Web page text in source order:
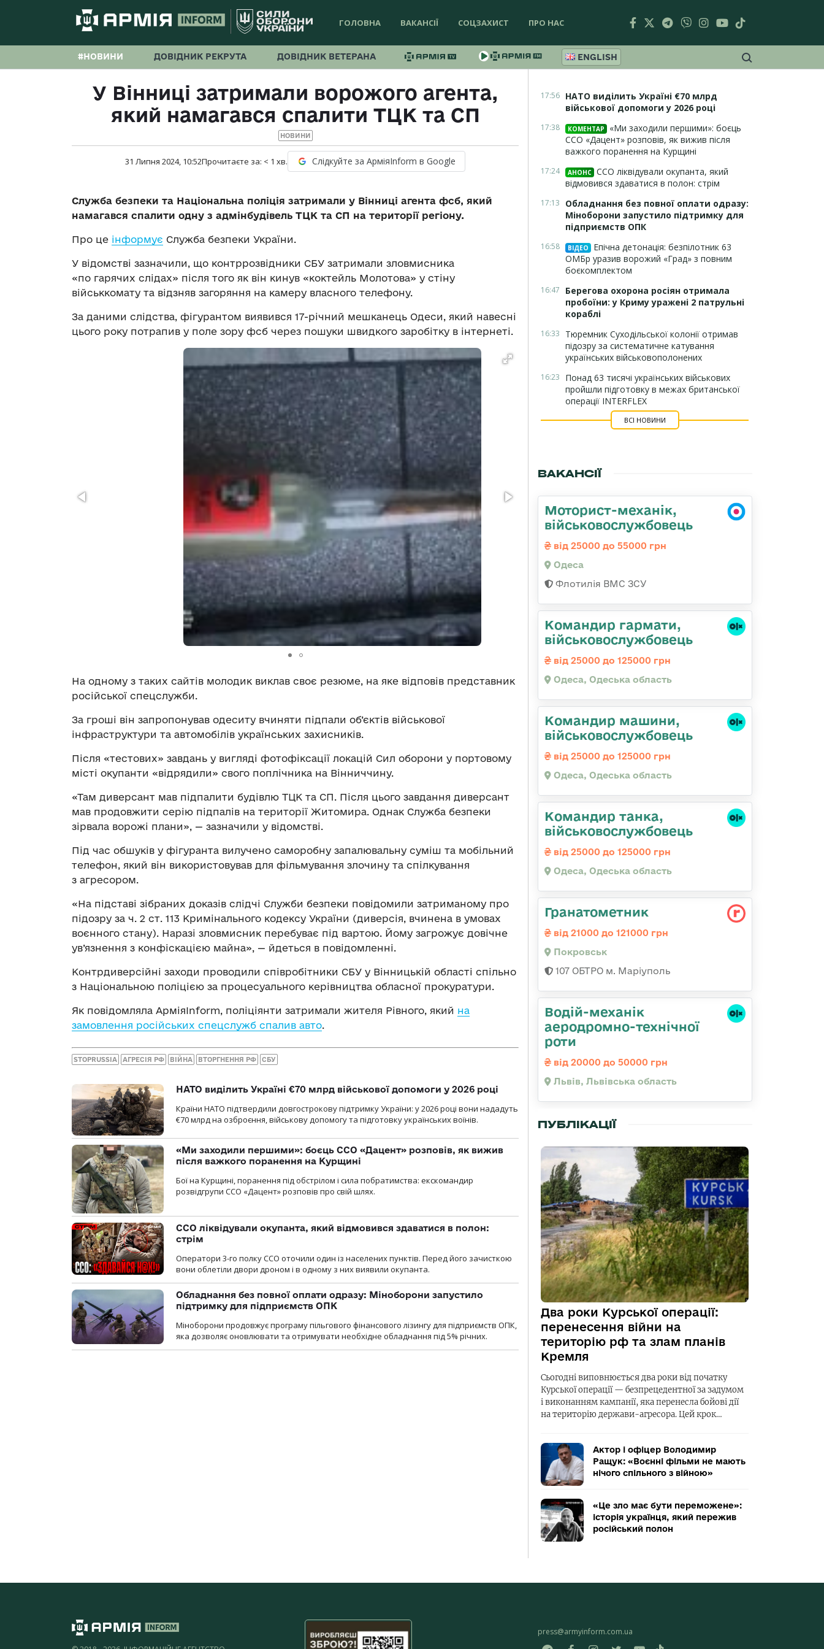
ГОЛОВНА ВАКАНСІЇ СОЦЗАХИСТ ПРО НАС
#НОВИНИ ДОВІДНИК РЕКРУТА ДОВІДНИК ВЕТЕРАНА ENGLISH
У Вінниці затримали ворожого агента,
який намагався спалити ТЦК та СП
НОВИНИ
31 Липня 2024, 10:52Прочитаєте за: < 1 хв. Слідкуйте за АрміяInform в Google
Служба безпеки та Національна поліція затримали у Вінниці агента фсб, який
намагався спалити одну з адмінбудівель ТЦК та СП на території регіону.
Про це інформує Служба безпеки України.
У відомстві зазначили, що контррозвідники СБУ затримали зловмисника
«по гарячих слідах» після того як він кинув «коктейль Молотова» у стіну
військкомату та відзняв загоряння на камеру власного телефону.
За даними слідства, фігурантом виявився 17-річний мешканець Одеси, який навесні
цього року потрапив у поле зору фсб через пошуки швидкого заробітку в інтернеті.
На одному з таких сайтів молодик виклав своє резюме, на яке відповів представник
російської спецслужби.
За гроші він запропонував одеситу вчиняти підпали об’єктів військової
інфраструктури та автомобілів українських захисників.
Після «тестових» завдань у вигляді фотофіксації локацій Сил оборони у портовому
місті окупанти «відрядили» свого поплічника на Вінниччину.
«Там диверсант мав підпалити будівлю ТЦК та СП. Після цього завдання диверсант
мав продовжити серію підпалів на території Житомира. Однак Служба безпеки
зірвала ворожі плани», — зазначили у відомстві.
Під час обшуків у фігуранта вилучено саморобну запалювальну суміш та мобільний
телефон, який він використовував для фільмування злочину та спілкування
з агресором.
«На підставі зібраних доказів слідчі Служби безпеки повідомили затриманому про
підозру за ч. 2 ст. 113 Кримінального кодексу України (диверсія, вчинена в умовах
воєнного стану). Наразі зловмисник перебуває під вартою. Йому загрожує довічне
ув’язнення з конфіскацією майна», — йдеться в повідомленні.
Контрдиверсійні заходи проводили співробітники СБУ у Вінницькій області спільно
з Національною поліцією за процесуального керівництва обласної прокуратури.
Як повідомляла АрміяInform, поліціянти затримали жителя Рівного, який на
замовлення російських спецслужб спалив авто.
STOPRUSSIA АГРЕСІЯ РФ ВІЙНА ВТОРГНЕННЯ РФ СБУ
НАТО виділить Україні €70 млрд військової допомоги у 2026 році
Країни НАТО підтвердили довгострокову підтримку України: у 2026 році вони нададуть
€70 млрд на озброєння, військову допомогу та підготовку українських воїнів.
«Ми заходили першими»: боєць ССО «Дацент» розповів, як вижив
після важкого поранення на Курщині
Бої на Курщині, поранення під обстрілом і сила побратимства: екскомандир
розвідгрупи ССО «Дацент» розповів про свій шлях.
ССО ліквідували окупанта, який відмовився здаватися в полон:
стрім
Оператори 3-го полку ССО оточили один із населених пунктів. Перед його зачисткою
вони облетіли двори дроном і в одному з них виявили окупанта.
Обладнання без повної оплати одразу: Міноборони запустило
підтримку для підприємств ОПК
Міноборони продовжує програму пільгового фінансового лізингу для підприємств ОПК,
яка дозволяє оновлювати та отримувати необхідне обладнання під 5% річних.
17:56 НАТО виділить Україні €70 млрд
військової допомоги у 2026 році
17:38 КОМЕНТАР
«Ми заходили першими»: боєць
ССО «Дацент» розповів, як вижив після
важкого поранення на Курщині
17:24 АНОНС ССО ліквідували окупанта, який
відмовився здаватися в полон: стрім
17:13
Обладнання без повної оплати одразу:
Міноборони запустило підтримку для
підприємств ОПК
16:58 ВІДЕО
Епічна детонація: безпілотник 63
ОМБр уразив ворожий «Град» з повним
боєкомплектом
16:47
Берегова охорона росіян отримала
пробоїни: у Криму уражені 2 патрульні
кораблі
16:33
Тюремник Суходільської колонії отримав
підозру за систематичне катування
українських військовополонених
16:23
Понад 63 тисячі українських військових
пройшли підготовку в межах британської
операції INTERFLEX
ВСІ НОВИНИ
ВАКАНСІЇ
Моторист-механік,
військовослужбовець
від 25000 до 55000 грн
Одеса
Флотилія ВМС ЗСУ
Командир гаpмати,
військовослужбовець
від 25000 до 125000 грн
Одеса, Одеська область
Командир машини,
військовослужбовець
від 25000 до 125000 грн
Одеса, Одеська область
Командир танка,
військовослужбовець
від 25000 до 125000 грн
Одеса, Одеська область
Гранатометник
від 21000 до 121000 грн
Покровськ
107 ОБТРО м. Маріуполь
Водій-механік
аеродромно-технічної
роти
від 20000 до 50000 грн
Львів, Львівська область
ПУБЛІКАЦІЇ
Два роки Курської операції:
перенесення війни на
територію рф та злам планів
Кремля
Сьогодні виповнюється два роки від початку
Курської операції — безпрецедентної за задумом
і виконанням кампанії, яка перенесла бойові дії
на територію держави-агресора. Цей крок…
Актор і офіцер Володимир
Ращук: «Воєнні фільми не мають
нічого спільного з війною»
«Це зло має бути переможене»:
історія українця, який пережив
російський полон
press@armyinform.com.ua